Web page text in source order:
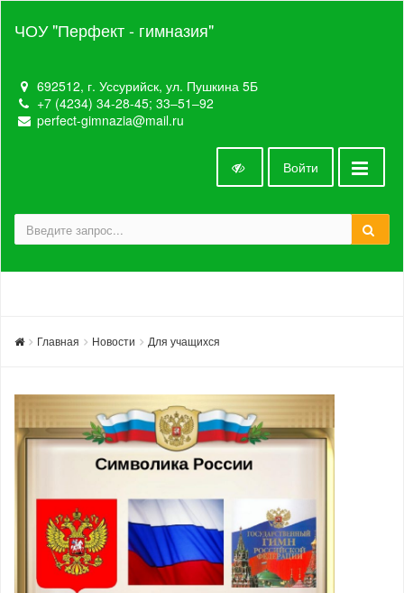
ЧОУ "Перфект - гимназия"
692512, г. Уссурийск, ул. Пушкина 5Б
+7 (4234) 34-28-45; 33‒51‒92
perfect-gimnazia@mail.ru
Войти
Главная Новости Для учащихся